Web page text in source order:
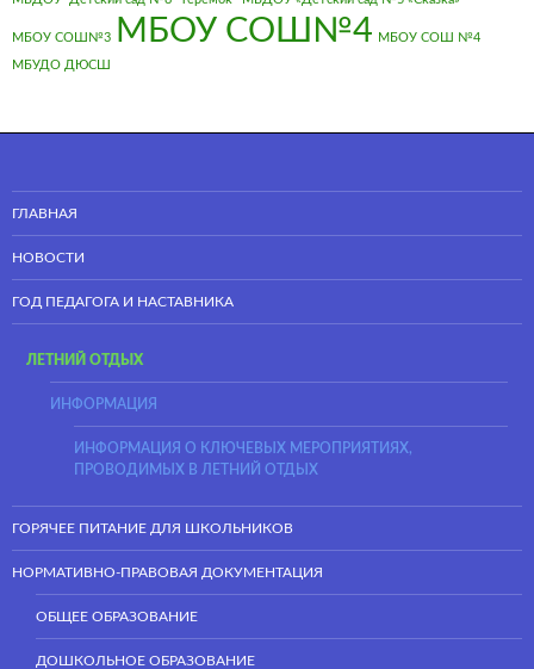
МБОУ СОШ№3 МБОУ СОШ№4 МБОУ СОШ №4
МБУДО ДЮСШ
ГЛАВНАЯ
НОВОСТИ
ГОД ПЕДАГОГА И НАСТАВНИКА
ЛЕТНИЙ ОТДЫХ
ИНФОРМАЦИЯ
ИНФОРМАЦИЯ О КЛЮЧЕВЫХ МЕРОПРИЯТИЯХ,
ПРОВОДИМЫХ В ЛЕТНИЙ ОТДЫХ
ГОРЯЧЕЕ ПИТАНИЕ ДЛЯ ШКОЛЬНИКОВ
НОРМАТИВНО-ПРАВОВАЯ ДОКУМЕНТАЦИЯ
ОБЩЕЕ ОБРАЗОВАНИЕ
ДОШКОЛЬНОЕ ОБРАЗОВАНИЕ